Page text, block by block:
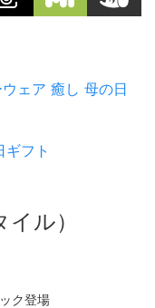
ェア 癒し 母の日
ギフト
ル）
ク登場